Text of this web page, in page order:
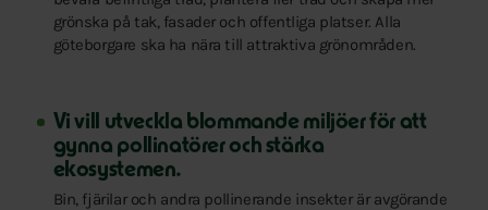
grönska på tak, fasader och offentliga platser. Alla
göteborgare ska ha nära till attraktiva grönområden.
Vi vill utveckla blommande miljöer för att
gynna pollinatörer och stärka
ekosystemen.
Bin, fjärilar och andra pollinerande insekter är avgörande